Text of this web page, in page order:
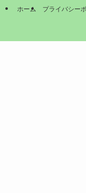
ホーム プライバシー